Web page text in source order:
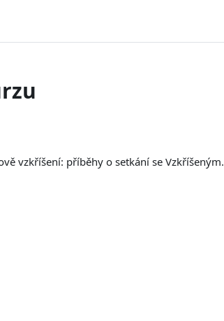
vzkříšení: příběhy o setkání se Vzkříšeným.